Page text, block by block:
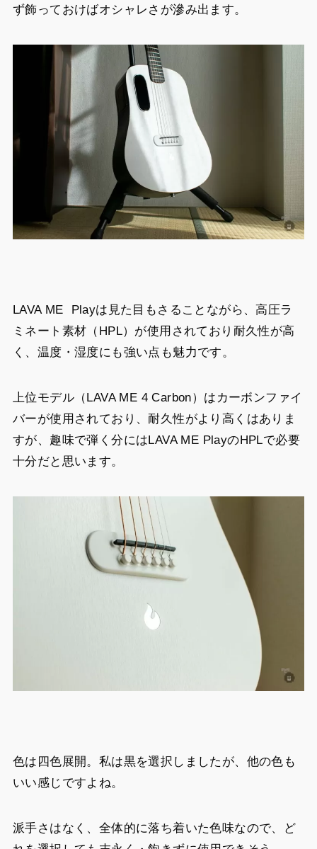
ず飾っておけばオシャレさが滲み出ます。
LAVA ME Playは見た目もさることながら、高圧ラ
ミネート素材（HPL）が使用されており耐久性が高
く、温度・湿度にも強い点も魅力です。
上位モデル（LAVA ME 4 Carbon）はカーボンファイ
バーが使用されており、耐久性がより高くはありま
すが、趣味で弾く分にはLAVA ME PlayのHPLで必要
十分だと思います。
色は四色展開。私は黒を選択しましたが、他の色も
いい感じですよね。
派手さはなく、全体的に落ち着いた色味なので、ど